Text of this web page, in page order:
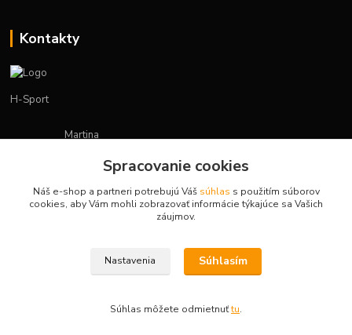
Kontakty
H-Sport
Martina
(Po-Pia, 7-15 hod.)
obchod.hsport@gmail.com
Vytvorené na Eshop-rychlo.sk
Spracovanie cookies
Náš e-shop a partneri potrebujú Váš súhlas s použitím súborov
cookies, aby Vám mohli zobrazovať informácie týkajúce sa Vašich
záujmov.
Nastavenia Súhlasím
Súhlas môžete odmietnuťtu.